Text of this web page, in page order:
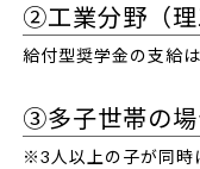
②工業分野（理
給付型奨学金の支給
③多子世帯の
※3人以上の子が同時